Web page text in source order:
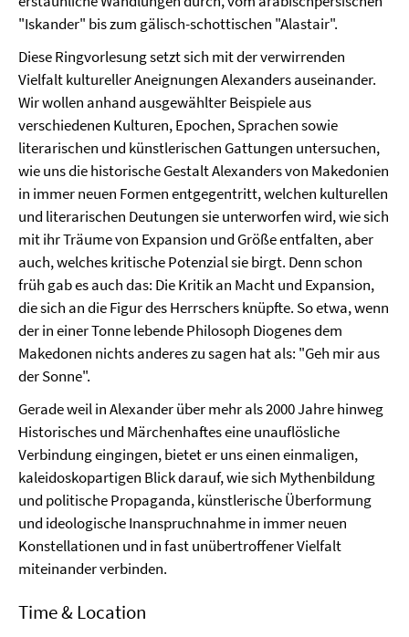
"Iskander" bis zum gälisch-schottischen "Alastair".
Diese Ringvorlesung setzt sich mit der verwirrenden
Vielfalt kultureller Aneignungen Alexanders auseinander.
Wir wollen anhand ausgewählter Beispiele aus
verschiedenen Kulturen, Epochen, Sprachen sowie
literarischen und künstlerischen Gattungen untersuchen,
wie uns die historische Gestalt Alexanders von Makedonien
in immer neuen Formen entgegentritt, welchen kulturellen
und literarischen Deutungen sie unterworfen wird, wie sich
mit ihr Träume von Expansion und Größe entfalten, aber
auch, welches kritische Potenzial sie birgt. Denn schon
früh gab es auch das: Die Kritik an Macht und Expansion,
die sich an die Figur des Herrschers knüpfte. So etwa, wenn
der in einer Tonne lebende Philosoph Diogenes dem
Makedonen nichts anderes zu sagen hat als: "Geh mir aus
der Sonne".
Gerade weil in Alexander über mehr als 2000 Jahre hinweg
Historisches und Märchenhaftes eine unauflösliche
Verbindung eingingen, bietet er uns einen einmaligen,
kaleidoskopartigen Blick darauf, wie sich Mythenbildung
und politische Propaganda, künstlerische Überformung
und ideologische Inanspruchnahme in immer neuen
Konstellationen und in fast unübertroffener Vielfalt
miteinander verbinden.
Time & Location